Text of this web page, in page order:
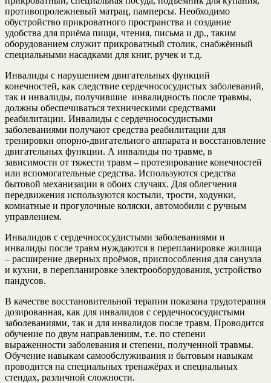
противопролежневый матрац, памперсы. Необходимо
обустройство прикроватного пространства и создание
удобства для приёма пищи, чтения, письма и др., таким
оборудованием служит прикроватный столик, снабжённый
специальными насадками для книг, ручек и т.д.
Инвалиды с нарушением двигательных функций
конечностей, как следствие сердечнососудистых заболеваний,
так и инвалиды, получившие инвалидность после травмы,
должны обеспечиваться техническими средствами
реабилитации. Инвалиды с сердечнососудистыми
заболеваниями получают средства реабилитации для
тренировки опорно-двигательного аппарата и восстановление
двигательных функции. А инвалиды по травме, в
зависимости от тяжести травм – протезирование конечностей
или вспомогательные средства. Используются средства
бытовой механизации в обоих случаях. Для облегчения
передвижения используются костыли, трости, ходунки,
комнатные и прогулочные коляски, автомобили с ручным
управлением.
Инвалидов с сердечнососудистыми заболеваниями и
инвалиды после травм нуждаются в перепланировке жилища
– расширение дверных проёмов, приспособления для санузла
и кухни, в перепланировке электрооборудования, устройство
пандусов.
В качестве восстановительной терапии показана трудотерапия
дозированная, как для инвалидов с сердечнососудистыми
заболеваниями, так и для инвалидов после травм. Проводится
обучение по двум направлениям, т.е. по степени
выраженности заболевания и степени, полученной травмы.
Обучение навыкам самообслуживания и бытовым навыкам
проводится на специальных тренажёрах и специальных
стендах, различной сложности.